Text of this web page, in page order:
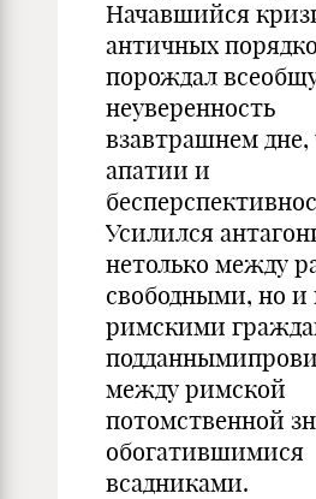
Начавшийся
античных
порождал
неуверенность
взавтрашнем дне,
апатии и
Усилился
нетолько между
свободными, но
римскими
между римской
потомственной
обогатившимися
всадниками.